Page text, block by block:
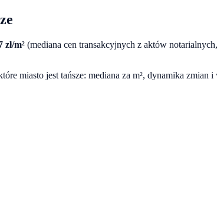
zł/m² (mediana cen transakcyjnych z aktów
miasto jest tańsze: mediana za m², dynamika zmian